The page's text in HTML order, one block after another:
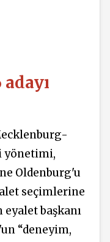
yönetimi,
Oldenburg'u
seçimlerine
eyalet başkanı
“deneyim,